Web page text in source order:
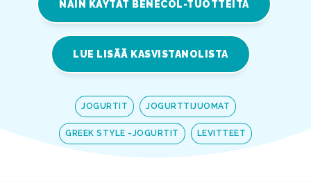
NÄIN KÄYTÄT BENECOL-TUOTTEITA
LUE LISÄÄ KASVISTANOLISTA
JOGURTIT JOGURTTIJUOMAT
GREEK STYLE -JOGURTIT LEVITTEET